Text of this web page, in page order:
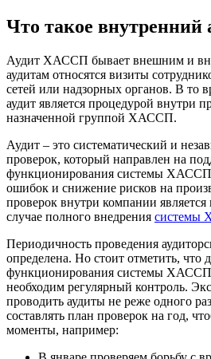
Что такое внутренний
Аудит ХАССП бывает внешним и
аудитам относятся визиты
сетей или надзорных органов. В то
аудит является процедурой внутри
назначенной группой ХАССП.
Аудит – это систематический и
проверок, который направлен на
функционирования системы ХАССП,
ошибок и снижение рисков на
проверок внутри компании является
случае полного внедрения системы
Периодичность проведения
определена. Но стоит отметить, что
функционирования системы ХАССП
необходим регулярный контроль.
проводить аудиты не реже одного
составлять план проверок на год,
моменты, например: